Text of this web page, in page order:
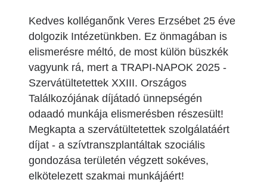
Kedves kolléganőnk Veres Erzsébet 25 éve
dolgozik Intézetünkben. Ez önmagában is
elismerésre méltó, de most külön büszkék
vagyunk rá, mert a TRAPI-NAPOK 2025 -
Szervátültetettek XXIII. Országos
Találkozójának díjátadó ünnepségén
odaadó munkája elismerésben részesült!
Megkapta a szervátültetettek szolgálatáért
díjat - a szívtranszplantáltak szociális
gondozása területén végzett sokéves,
elkötelezett szakmai munkájáért!